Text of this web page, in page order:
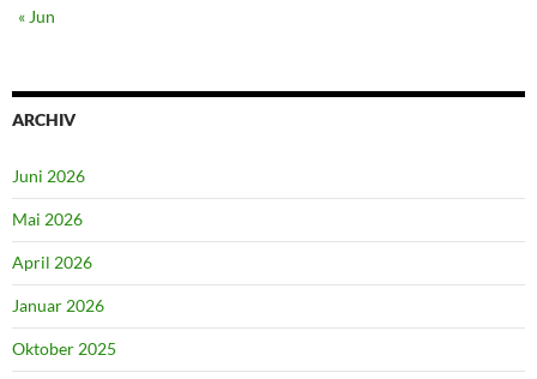
« Jun
ARCHIV
Juni 2026
Mai 2026
April 2026
Januar 2026
Oktober 2025